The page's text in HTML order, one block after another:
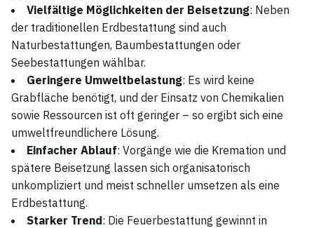
Vielfältige Möglichkeiten der Beisetzung: Neben
der traditionellen Erdbestattung sind auch
Naturbestattungen, Baumbestattungen oder
Seebestattungen wählbar.
Geringere Umweltbelastung: Es wird keine
Grabfläche benötigt, und der Einsatz von Chemikalien
sowie Ressourcen ist oft geringer – so ergibt sich eine
umweltfreundlichere Lösung.
Einfacher Ablauf: Vorgänge wie die Kremation und
spätere Beisetzung lassen sich organisatorisch
unkompliziert und meist schneller umsetzen als eine
Erdbestattung.
Starker Trend: Die Feuerbestattung gewinnt in